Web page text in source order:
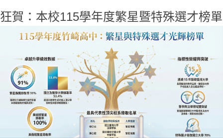
狂賀：本校115學年度繁星暨特殊選才榜單